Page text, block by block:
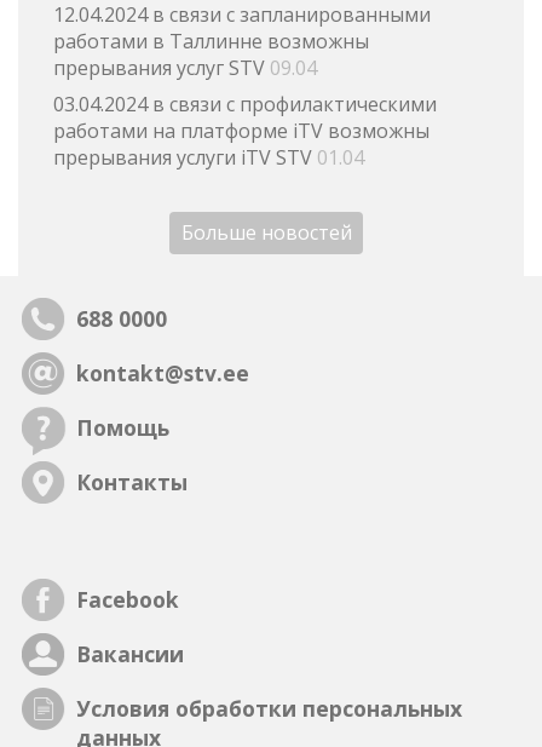
12.04.2024 в связи с запланированными
работами в Таллинне возможны
прерывания услуг STV 09.04
03.04.2024 в связи с профилактическими
работами на платформе iTV возможны
прерывания услуги iTV STV 01.04
Больше новостей
688 0000
kontakt@stv.ee
Помощь
Контакты
Facebook
Вакансии
Условия обработки персональных
данных